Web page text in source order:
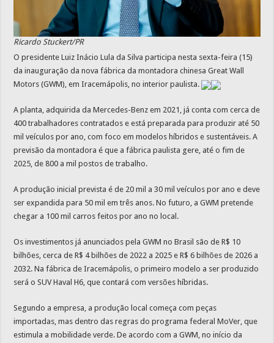
Ricardo Stuckert/PR
O presidente Luiz Inácio Lula da Silva participa nesta sexta-feira (15)
da inauguração da nova fábrica da montadora chinesa Great Wall
Motors (GWM), em Iracemápolis, no interior paulista.
A planta, adquirida da Mercedes-Benz em 2021, já conta com cerca de
400 trabalhadores contratados e está preparada para produzir até 50
mil veículos por ano, com foco em modelos híbridos e sustentáveis. A
previsão da montadora é que a fábrica paulista gere, até o fim de
2025, de 800 a mil postos de trabalho.
A produção inicial prevista é de 20 mil a 30 mil veículos por ano e deve
ser expandida para 50 mil em três anos. No futuro, a GWM pretende
chegar a 100 mil carros feitos por ano no local.
Os investimentos já anunciados pela GWM no Brasil são de R$ 10
bilhões, cerca de R$ 4 bilhões de 2022 a 2025 e R$ 6 bilhões de 2026 a
2032. Na fábrica de Iracemápolis, o primeiro modelo a ser produzido
será o SUV Haval H6, que contará com versões híbridas.
Segundo a empresa, a produção local começa com peças
importadas, mas dentro das regras do programa federal MoVer, que
estimula a mobilidade verde. De acordo com a GWM, no início da